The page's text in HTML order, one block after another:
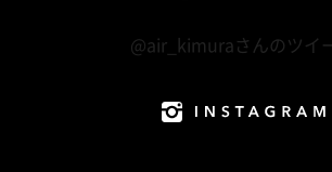
@air_kimuraさんのツイ